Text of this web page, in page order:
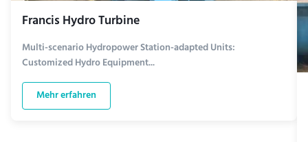
Francis Hydro Turbine
Multi-scenario Hydropower Station-adapted Units:
Customized Hydro Equipment...
Mehr erfahren